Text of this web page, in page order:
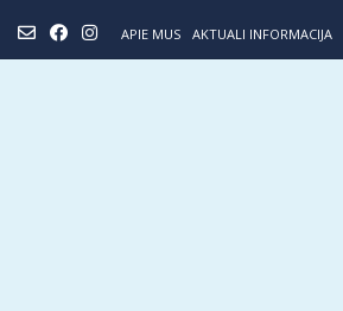
content
APIE MUS AKTUALI INFORMACIJA